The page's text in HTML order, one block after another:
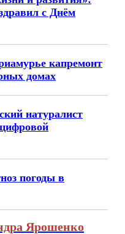
с Днём
капремонт
домах
натуралист
погоды в
Ярошенко